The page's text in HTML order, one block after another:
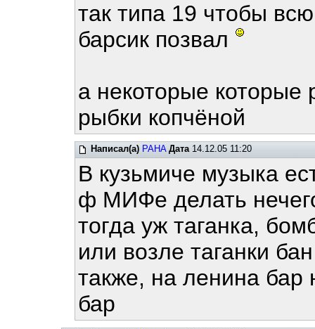
так типа 19 чтобы
барсик позвал
а некоторые которые
рыбки копчёной
Написал(а) PAHA Дата14.12.05 11:20
В кузьмиче музыка
ф МИФе делать
тогда уж таганка,
или возле таганки
также, на ленина бар
бар